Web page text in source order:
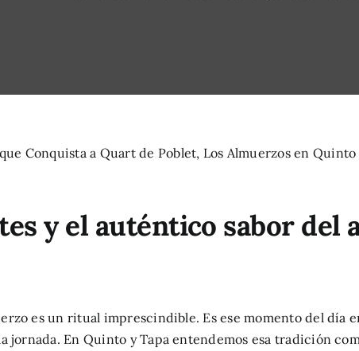
y el auténtico sabor del
es un ritual imprescindible. Es ese momento del día
jornada. En Quinto y Tapa entendemos esa tradición